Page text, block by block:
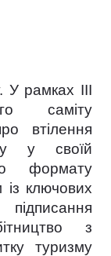
рамках ІІІ
саміту
втілення
у своїй
формату
із ключових
з
туризму